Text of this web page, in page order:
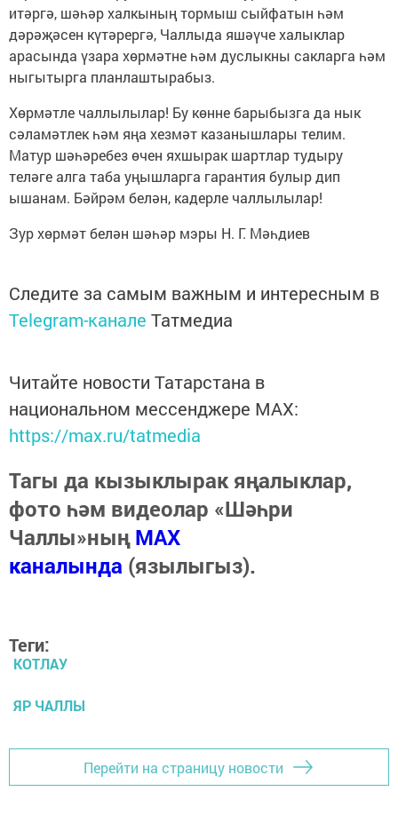
итәргә, шәһәр халкының тормыш сыйфатын һәм
дәрәҗәсен күтәрергә, Чаллыда яшәүче халыклар
арасында үзара хөрмәтне һәм дуслыкны сакларга һәм
ныгытырга планлаштырабыз.
Хөрмәтле чаллылылар! Бу көнне барыбызга да нык
сәламәтлек һәм яңа хезмәт казанышлары телим.
Матур шәһәребез өчен яхшырак шартлар тудыру
теләге алга таба уңышларга гарантия булыр дип
ышанам. Бәйрәм белән, кадерле чаллылылар!
Зур хөрмәт белән шәһәр мэры Н. Г. Мәһдиев
Следите за самым важным и интересным в
Telegram-канале Татмедиа
Читайте новости Татарстана в
национальном мессенджере MАХ:
https://max.ru/tatmedia
Тагы да кызыклырак яңалыклар,
фото һәм видеолар «Шәһри
Чаллы»ныңMAX
каналында (язылыгыз).
Теги:
КОТЛАУ
ЯР ЧАЛЛЫ
Перейти на страницу новости